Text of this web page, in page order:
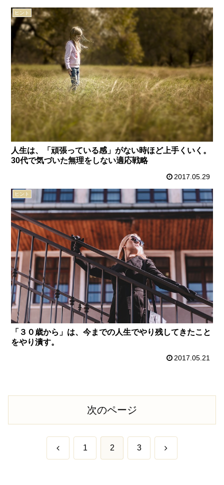
ヒント
人生は、「頑張っている感」がない時ほど上手くいく。
30代で気づいた無理をしない適応戦略
2017.05.29
ヒント
「３０歳から」は、今までの人生でやり残してきたこと
をやり潰す。
2017.05.21
次のページ
前 1 2 3 次